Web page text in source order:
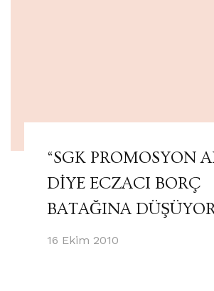
“SGK PROMOSYON
DİYE ECZACI BORÇ
BATAĞINA
16 Ekim 2010